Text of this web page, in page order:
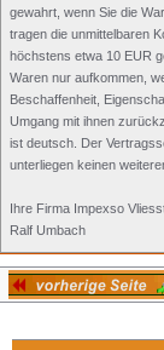
gewahrt, wenn Sie die
tragen die unmittelbaren
höchstens etwa 10 EUR
Waren nur aufkommen,
Beschaffenheit,
Umgang mit ihnen
ist deutsch. Der
unterliegen keinen
Ihre Firma Impexso
Ralf Umbach